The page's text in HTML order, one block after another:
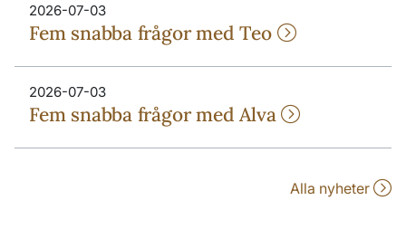
2026-07-03
Fem snabba frågor med Teo
2026-07-03
Fem snabba frågor med Alva
Alla nyheter